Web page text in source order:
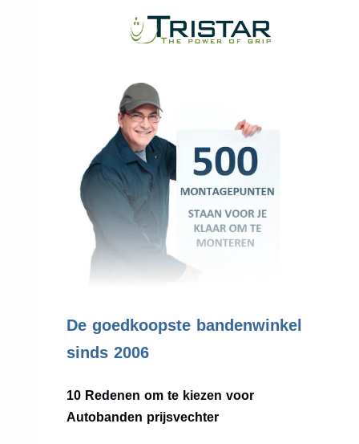
De goedkoopste bandenwinkel
sinds 2006
10 Redenen om te kiezen voor
Autobanden prijsvechter